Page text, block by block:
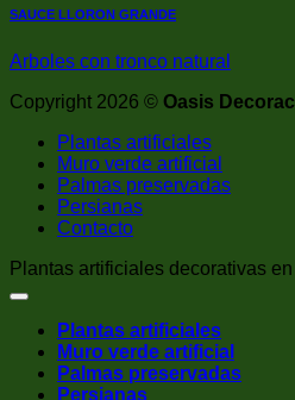
SAUCE LLORON GRANDE
Arboles con tronco natural
Copyright 2026 © Oasis
Plantas artificiales
Muro verde artificial
Palmas preservadas
Persianas
Contacto
Plantas artificiales decorativas
Plantas artificiales
Muro verde artificial
Palmas preservadas
Persianas